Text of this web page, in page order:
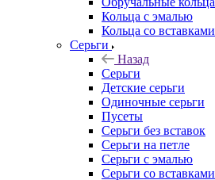
Кольца с эмалью
Кольца со вставками
Серьги
Назад
Серьги
Детские серьги
Одиночные серьги
Пусеты
Серьги без вставок
Серьги на петле
Серьги с эмалью
Серьги со вставками